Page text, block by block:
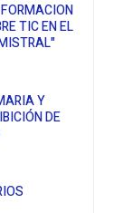
TIC EN EL
Y
DE